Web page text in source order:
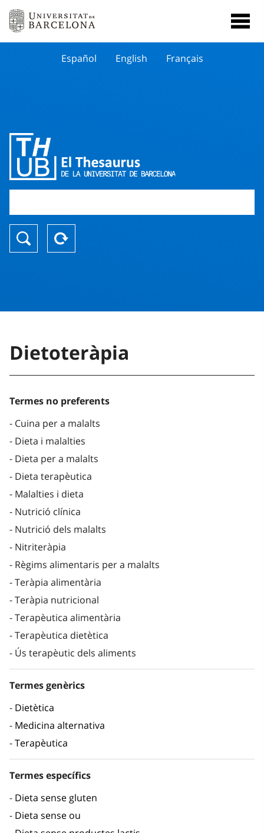
Español English Français
Dietoteràpia
Termes no preferents
Cuina per a malalts
Dieta i malalties
Dieta per a malalts
Dieta terapèutica
Malalties i dieta
Nutrició clínica
Nutrició dels malalts
Nitriteràpia
Règims alimentaris per a malalts
Teràpia alimentària
Teràpia nutricional
Terapèutica alimentària
Terapèutica dietètica
Ús terapèutic dels aliments
Termes genèrics
Dietètica
Medicina alternativa
Terapèutica
Termes específics
Dieta sense gluten
Dieta sense ou